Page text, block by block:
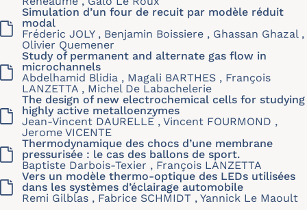
Simulation d’un four de recuit par modèle réduit
modal
Fréderic JOLY , Benjamin Boissiere , Ghassan Ghazal ,
Olivier Quemener
Study of permanent and alternate gas flow in
microchannels
Abdelhamid Blidia , Magali BARTHES , François
LANZETTA , Michel De Labachelerie
The design of new electrochemical cells for studying
highly active metalloenzymes
Jean-Vincent DAURELLE , Vincent FOURMOND ,
Jerome VICENTE
Thermodynamique des chocs d’une membrane
pressurisée : le cas des ballons de sport.
Baptiste Darbois-Texier , François LANZETTA
Vers un modèle thermo-optique des LEDs utilisées
dans les systèmes d’éclairage automobile
Remi Gilblas , Fabrice SCHMIDT , Yannick Le Maoult